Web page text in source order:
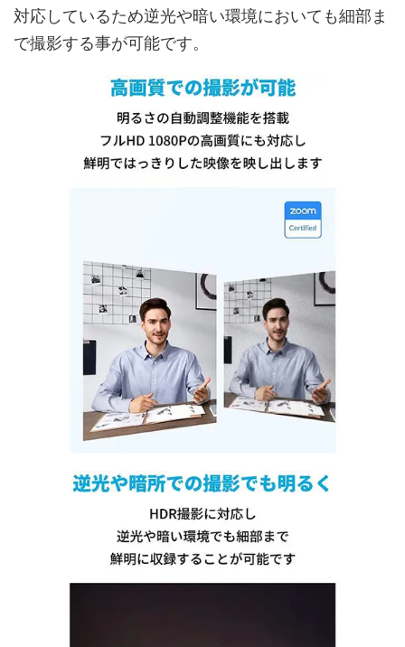
対応しているため逆光や暗い環境においても細部ま
で撮影する事が可能です。